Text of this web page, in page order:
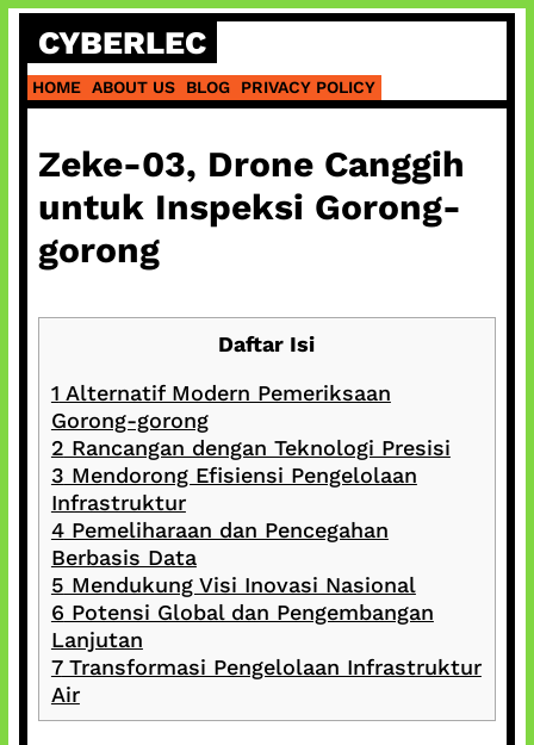
Skip
content
CYBERLEC
HOME ABOUT US BLOG PRIVACY POLICY
Zeke-03, Drone Canggih
untuk Inspeksi Gorong-
gorong
Daftar Isi
1 Alternatif Modern Pemeriksaan
Gorong-gorong
2 Rancangan dengan Teknologi Presisi
3 Mendorong Efisiensi Pengelolaan
Infrastruktur
4Pemeliharaan dan Pencegahan
Berbasis Data
5 Mendukung Visi Inovasi Nasional
6 Potensi Global dan Pengembangan
Lanjutan
7Transformasi Pengelolaan Infrastruktur
Air